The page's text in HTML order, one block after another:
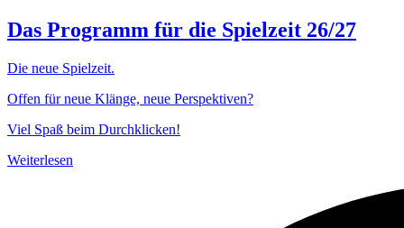
Das Programm für die Spielzeit 26/27
Die neue Spielzeit.
Offen für neue Klänge, neue Perspektiven?
Viel Spaß beim Durchklicken!
Weiterlesen